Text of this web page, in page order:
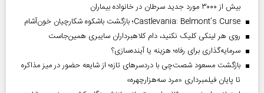
بیش از ۳۰۰۰ مورد جدید سرطان در خانواده بیماران
Castlevania: Belmont’s Curse؛ بازگشت باشکوه شکارچیان خون‌آشام
روی هر لینکی کلیک نکنید، دام کلاهبرداران سایبری همین‌جاست
سرمایه‌گذاری برای رفاه؛ هزینه یا آینده‌سازی؟
بازگشت مسعود شصت‌چی با دردسر‌های تازه؛ از شایعه حضور در میز مذاکره
تا پایان فیلمبرداری «مرد سه‌هزارچهره»